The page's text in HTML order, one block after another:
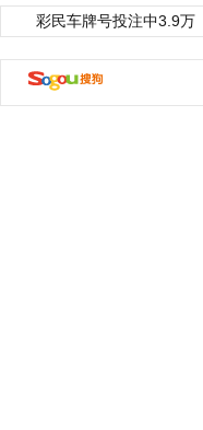
彩民车牌号投注中3.9万